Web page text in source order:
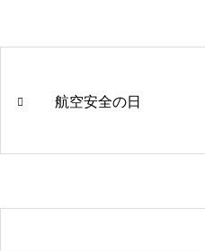
航空安全の日